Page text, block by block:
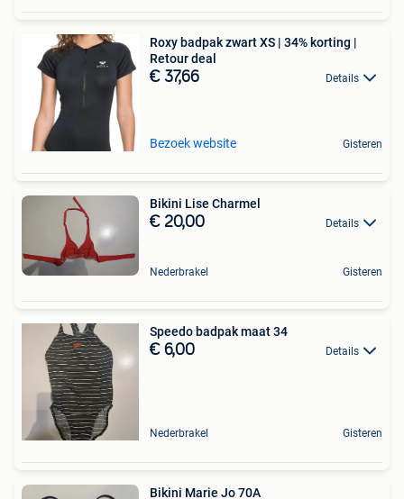
Roxy badpak zwart XS | 34% korting |
Retour deal
€ 37,66 Details
Bezoek website Gisteren
Bikini Lise Charmel
€ 20,00 Details
Nederbrakel Gisteren
Speedo badpak maat 34
€ 6,00 Details
Nederbrakel Gisteren
Bikini Marie Jo 70A